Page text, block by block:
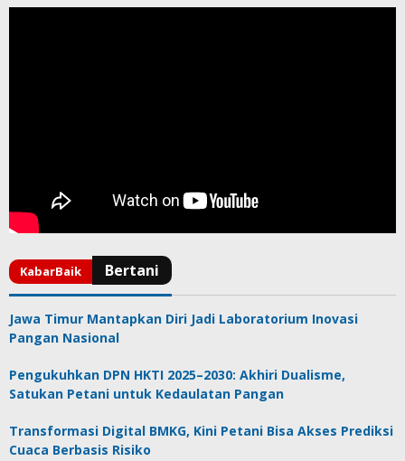
Jawa Timur Mantapkan Diri Jadi Laboratorium Inovasi
Pangan Nasional
Pengukuhkan DPN HKTI 2025–2030: Akhiri Dualisme,
Satukan Petani untuk Kedaulatan Pangan
Transformasi Digital BMKG, Kini Petani Bisa Akses Prediksi
Cuaca Berbasis Risiko